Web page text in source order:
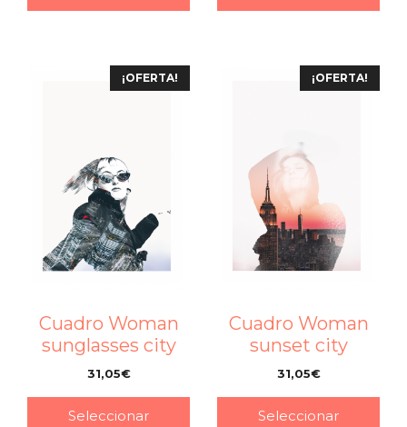
¡OFERTA!
Cuadro Woman
sunglasses city
31,05€
Seleccionar
¡OFERTA!
Cuadro Woman
sunset city
31,05€
Seleccionar